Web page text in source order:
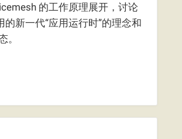
的工作原理展开，讨论
新一代“应用运行时”的理念和
。